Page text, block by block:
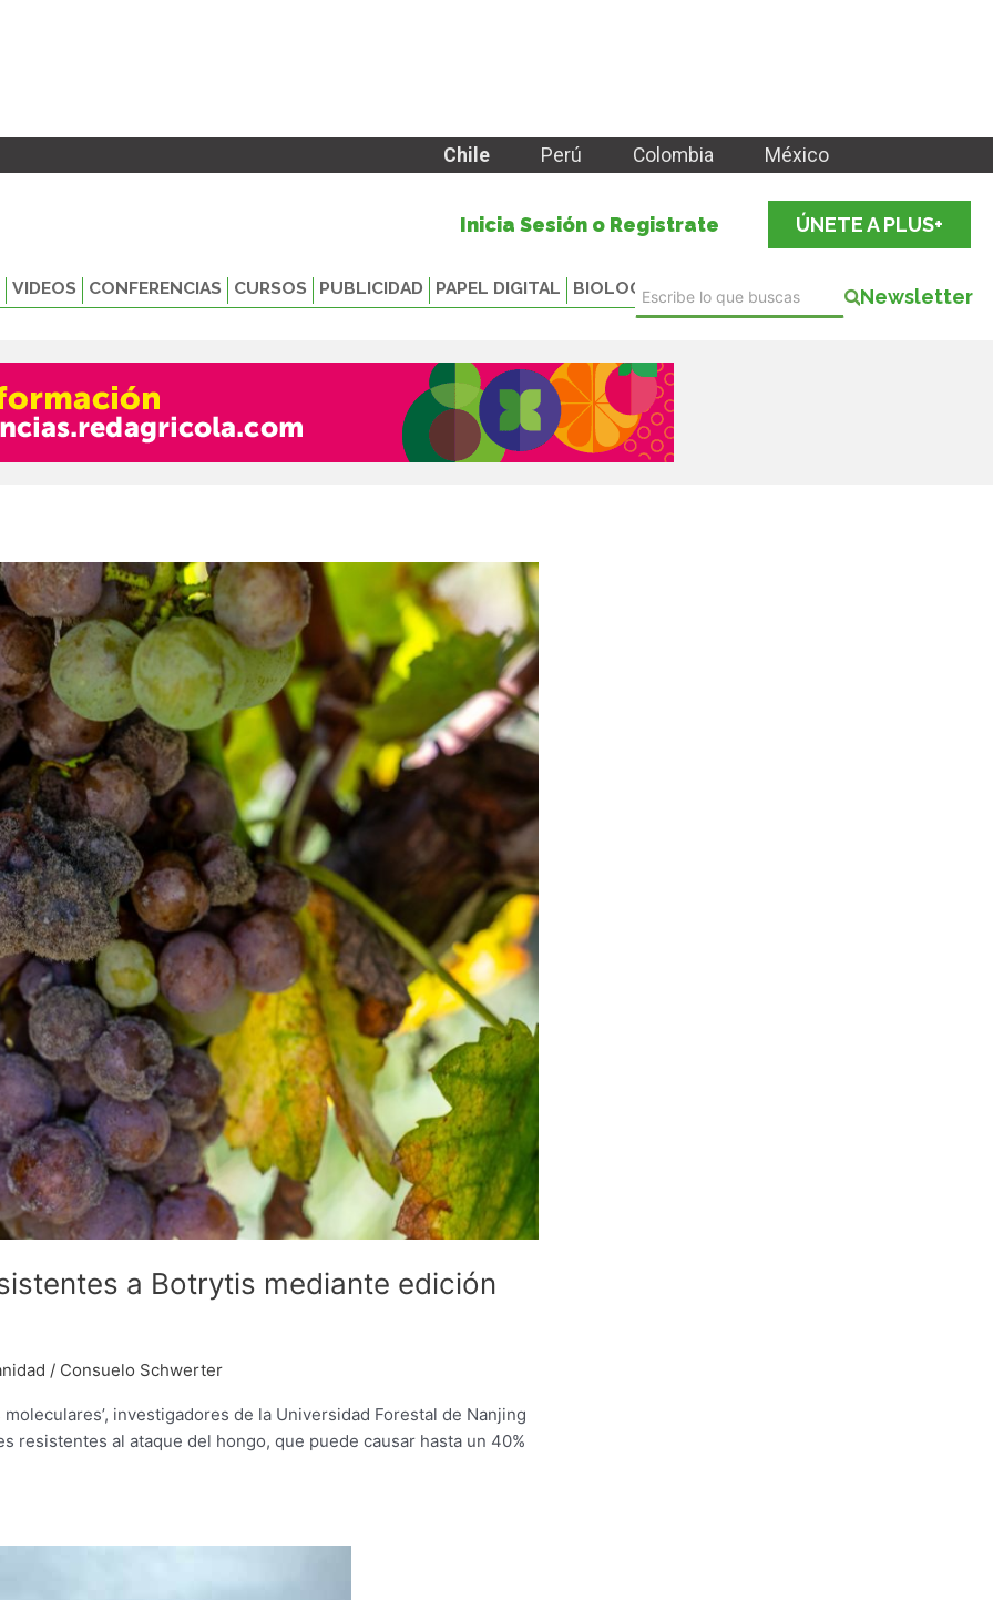
Chile Perú Colombia México
Inicia Sesión o Registrate ÚNETE A PLUS+
VIDEOS CONFERENCIAS CURSOS PUBLICIDAD PAPEL DIGITAL BIOLOGICALS Newsletter
a Botrytis mediante edición
/ Consuelo Schwerter
investigadores de la Universidad Forestal de Nanjing
resistentes al ataque del hongo, que puede causar hasta un 40%